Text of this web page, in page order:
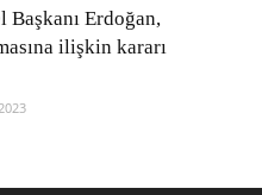
Başkanı Erdoğan,
ilişkin kararı